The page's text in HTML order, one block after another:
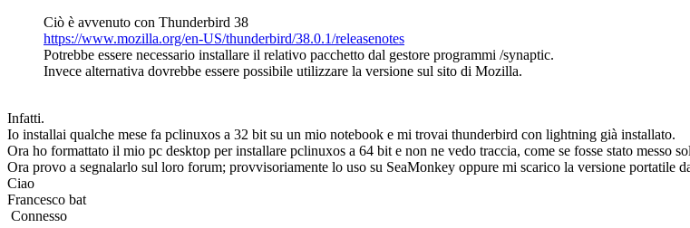
Ciò è avvenuto con Thunderbird 38
https://www.mozilla.org/en-US/thunderbird/38.0.1/releasenotes
Potrebbe essere necessario installare il relativo pacchetto dal gestore programmi /synaptic.
Invece alternativa dovrebbe essere possibile utilizzare la versione sul sito di Mozilla.
Infatti.
Io installai qualche mese fa pclinuxos a 32 bit su un mio notebook e mi trovai thunderbird con lightning già installato.
Ora ho formattato il mio pc desktop per installare pclinuxos a 64 bit e non ne vedo traccia, come se fosse stato messo
Ora provo a segnalarlo sul loro forum; provvisoriamente lo uso su SeaMonkey oppure mi scarico la versione portatile
Ciao
Francesco bat
Connesso